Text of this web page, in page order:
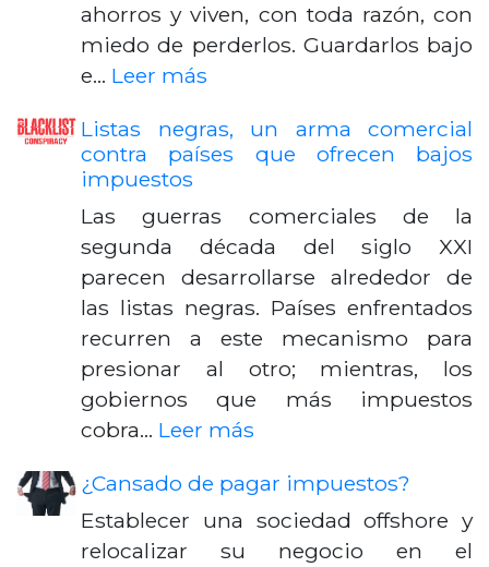
ahorros y viven, con toda razón, con
miedo de perderlos. Guardarlos bajo
e… Leer más
Listas negras, un arma comercial
contra países que ofrecen bajos
impuestos
Las guerras comerciales de la
segunda década del siglo XXI
parecen desarrollarse alrededor de
las listas negras. Países enfrentados
recurren a este mecanismo para
presionar al otro; mientras, los
gobiernos que más impuestos
cobra… Leer más
¿Cansado de pagar impuestos?
Establecer una sociedad offshore y
relocalizar su negocio en el